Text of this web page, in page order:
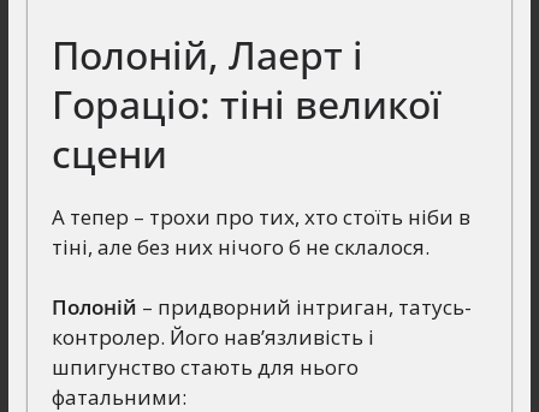
Полоній, Лаерт і
Гораціо: тіні великої
сцени
А тепер – трохи про тих, хто стоїть ніби в
тіні, але без них нічого б не склалося.
Полоній – придворний інтриган, татусь-
контролер. Його нав’язливість і
шпигунство стають для нього
фатальними: